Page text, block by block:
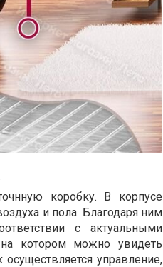
коробку. В корпусе
и пола. Благодаря ним
с актуальными
котором можно увидеть
управление,